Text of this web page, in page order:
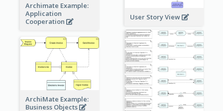
Archimate Example:
Application
Cooperation
User Story View
ArchiMate Example:
Business Objects